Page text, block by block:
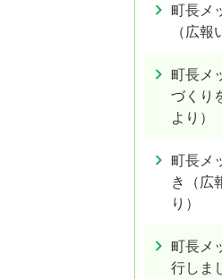
町長メ
（広
町長メ
づくり
より）
町長メ
き（広
り）
町長メ
行しま